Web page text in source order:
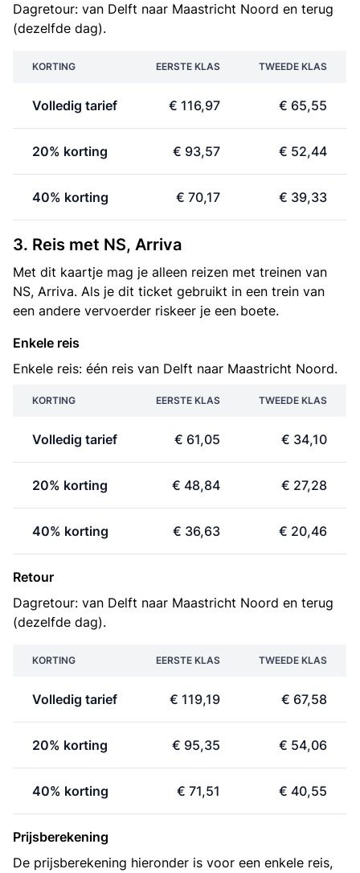
Dagretour: van Delft naar Maastricht Noord en terug
(dezelfde dag).
KORTING EERSTE KLAS TWEEDE KLAS
Volledig tarief € 116,97 € 65,55
20% korting € 93,57 € 52,44
40% korting € 70,17 € 39,33
3. Reis met NS, Arriva
Met dit kaartje mag je alleen reizen met treinen van
NS, Arriva. Als je dit ticket gebruikt in een trein van
een andere vervoerder riskeer je een boete.
Enkele reis
Enkele reis: één reis van Delft naar Maastricht Noord.
KORTING EERSTE KLAS TWEEDE KLAS
Volledig tarief € 61,05 € 34,10
20% korting € 48,84 € 27,28
40% korting € 36,63 € 20,46
Retour
Dagretour: van Delft naar Maastricht Noord en terug
(dezelfde dag).
KORTING EERSTE KLAS TWEEDE KLAS
Volledig tarief € 119,19 € 67,58
20% korting € 95,35 € 54,06
40% korting € 71,51 € 40,55
Prijsberekening
De prijsberekening hieronder is voor een enkele reis,